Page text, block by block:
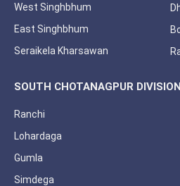
West Singhbhum
East Singhbhum
Seraikela Kharsawan
SOUTH CHOTANAGPUR DIVISION
Ranchi
Lohardaga
Gumla
Simdega